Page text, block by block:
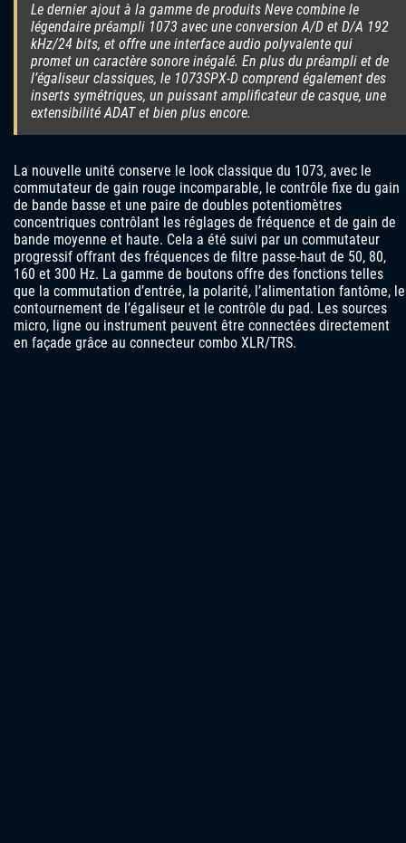
Le dernier ajout à la gamme de produits Neve combine le
légendaire préampli 1073 avec une conversion A/D et D/A 192
kHz/24 bits, et offre une interface audio polyvalente qui
promet un caractère sonore inégalé. En plus du préampli et de
l’égaliseur classiques, le 1073SPX‑D comprend également des
inserts symétriques, un puissant amplificateur de casque, une
extensibilité ADAT et bien plus encore.
La nouvelle unité conserve le look classique du 1073, avec le
commutateur de gain rouge incomparable, le contrôle fixe du gain
de bande basse et une paire de doubles potentiomètres
concentriques contrôlant les réglages de fréquence et de gain de
bande moyenne et haute. Cela a été suivi par un commutateur
progressif offrant des fréquences de filtre passe-haut de 50, 80,
160 et 300 Hz. La gamme de boutons offre des fonctions telles
que la commutation d’entrée, la polarité, l’alimentation fantôme, le
contournement de l’égaliseur et le contrôle du pad. Les sources
micro, ligne ou instrument peuvent être connectées directement
en façade grâce au connecteur combo XLR/TRS.